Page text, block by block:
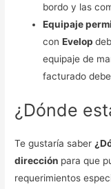
bordo y las
Equipaje
conEvelop
equipaje de
facturado
¿Dónde
Te gustaría saber
dirección para que
requerimientos